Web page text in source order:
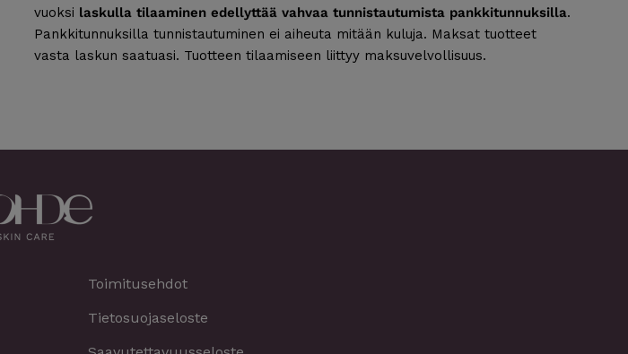
vuoksi laskulla tilaaminen edellyttää vahvaa tunnistautumista pankkitunnuksilla.
Pankkitunnuksilla tunnistautuminen ei aiheuta mitään kuluja. Maksat tuotteet
vasta laskun saatuasi. Tuotteen tilaamiseen liittyy maksuvelvollisuus.
Toimitusehdot
Tietosuojaseloste